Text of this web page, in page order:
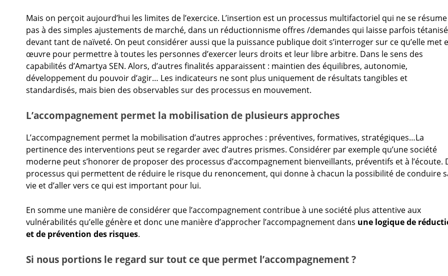
Mais on perçoit aujourd’hui les limites de l’exercice. L’insertion est un processus multifactoriel qui ne se résume
pas à des simples ajustements de marché, dans un réductionnisme offres /demandes qui laisse parfois tétanisé
devant tant de naïveté. On peut considérer aussi que la puissance publique doit s’interroger sur ce qu’elle met
œuvre pour permettre à toutes les personnes d’exercer leurs droits et leur libre arbitre. Dans le sens des
capabilités d’Amartya SEN. Alors, d’autres finalités apparaissent : maintien des équilibres, autonomie,
développement du pouvoir d’agir… Les indicateurs ne sont plus uniquement de résultats tangibles et
standardisés, mais bien des observables sur des processus en mouvement.
L’accompagnement permet la mobilisation de plusieurs approches
L’accompagnement permet la mobilisation d’autres approches : préventives, formatives, stratégiques…La
pertinence des interventions peut se regarder avec d’autres prismes. Considérer par exemple qu’une société
moderne peut s’honorer de proposer des processus d’accompagnement bienveillants, préventifs et à l’écoute.
processus qui permettent de réduire le risque du renoncement, qui donne à chacun la possibilité de conduire
vie et d’aller vers ce qui est important pour lui.
En somme une manière de considérer que l’accompagnement contribue à une société plus attentive aux
vulnérabilités qu’elle génère et donc une manière d’approcher l’accompagnement dans une logique de
et de prévention des risques.
Si nous portions le regard sur tout ce que permet l’accompagnement ?